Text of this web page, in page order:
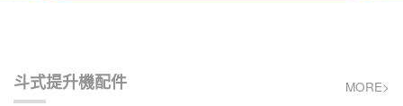
MORE>
斗式提升機配件